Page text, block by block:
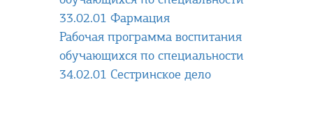
33.02.01 Фармация
Рабочая программа воспитания
обучающихся по специальности
34.02.01 Сестринское дело